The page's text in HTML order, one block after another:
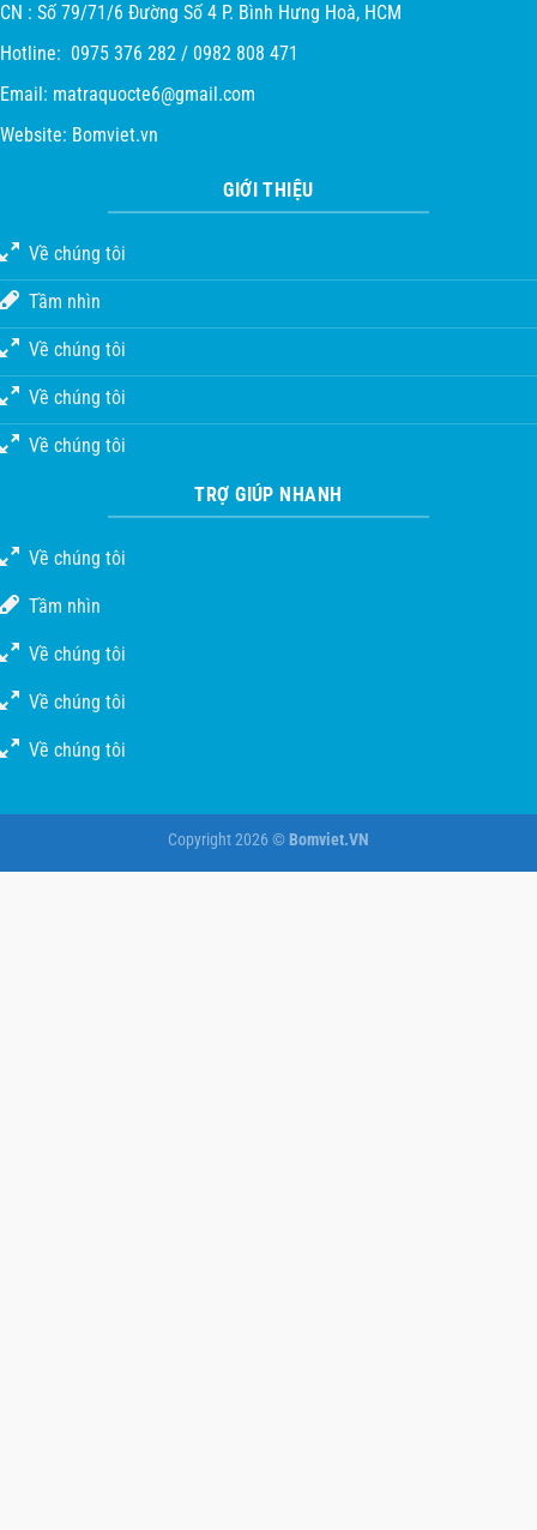
CN : Số 79/71/6 Đường Số 4 P. Bình Hưng Hoà, HCM
Hotline: 0975 376 282 / 0982 808 471
Email: matraquocte6@gmail.com
Website: Bomviet.vn
GIỚI THIỆU
Về chúng tôi
Tầm nhìn
Về chúng tôi
Về chúng tôi
Về chúng tôi
TRỢ GIÚP NHANH
Về chúng tôi
Tầm nhìn
Về chúng tôi
Về chúng tôi
Về chúng tôi
Copyright 2026 © Bomviet.VN